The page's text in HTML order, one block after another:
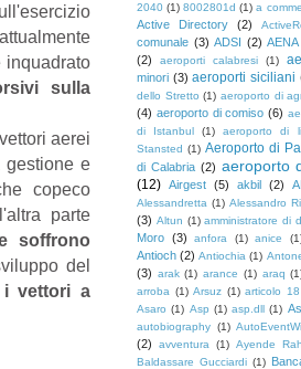
inquadrato
sulla
aerei
gestione e
copeco
parte
soffrono
del
i vettori a
2040 (1) 8002801d (1) a
Active Directory (2)
comunale (3) ADSI (2) AENA
(2)
aeroporti calabresi (1)
minori (3) aeroporti siciliani
dello Stretto (1) aeroporto di
(4) aeroporto di comiso (6)
di Istanbul
(1) aeroporto di
Stansted (1) Aeroporto di
di Calabria (2) aeroporto
(12) Airgest (5) akbil (2)
Alessandretta (1) Alessandro
(3) Altun (1) amministratore di
Moro (3) anfora (1) anice
Antioch (2) Antiochia (1)
(3) arak (1) arance (1) araq
arroba (1) Arsuz (1) articolo 18
Asaro (1) Asp (1) asp.dll (1)
autobiography (1)
(2)
avventura (1) Ayende
Baldassare Gucciardi (1)